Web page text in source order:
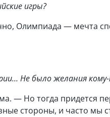
игры?
Олимпиада — мечта
Не было желания
— Но тогда придется
стороны, и часто